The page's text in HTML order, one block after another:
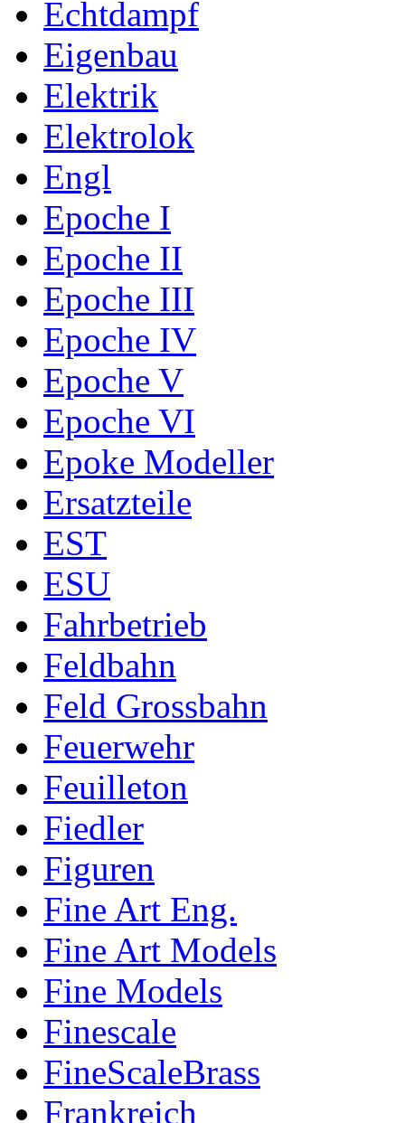
Echtdampf
Eigenbau
Elektrik
Elektrolok
Engl
Epoche I
Epoche II
Epoche III
Epoche IV
Epoche V
Epoche VI
Epoke Modeller
Ersatzteile
EST
ESU
Fahrbetrieb
Feldbahn
Feld Grossbahn
Feuerwehr
Feuilleton
Fiedler
Figuren
Fine Art Eng.
Fine Art Models
Fine Models
Finescale
FineScaleBrass
Frankreich